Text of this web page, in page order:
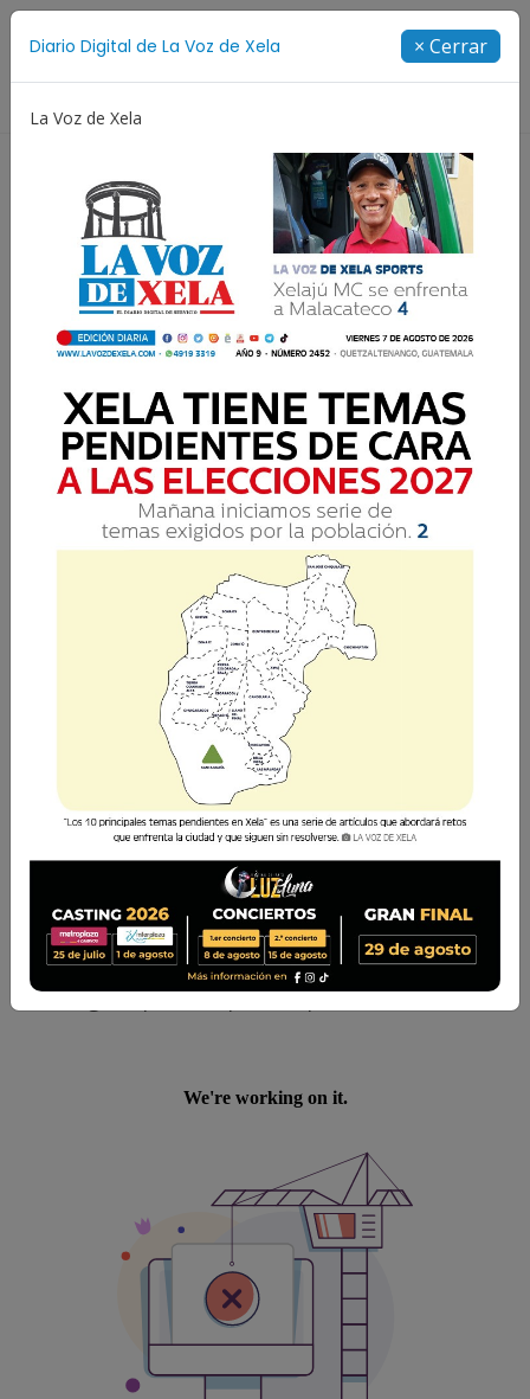
Diario Digital de La Voz de Xela × Cerrar
La Voz de Xela
Lee la edición digital del
martes 30 de octubre
La Voz de Xela · Redacción 30 Octubre 2018 20:00
Descarga el pdf completoaquí